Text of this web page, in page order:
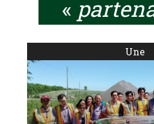
«
Une